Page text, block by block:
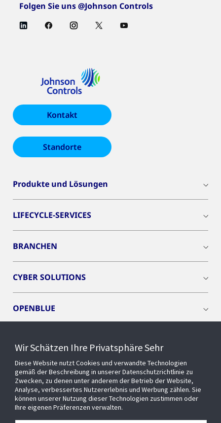
Folgen Sie uns @Johnson Controls
Kontakt
Standorte
Produkte und Lösungen
LIFECYCLE-SERVICES
BRANCHEN
CYBER SOLUTIONS
OPENBLUE
EVENTS
Über uns
Wir Schätzen Ihre Privatsphäre Sehr
Diese Website nutzt Cookies und verwandte Technologien
gemäß der Beschreibung in unserer Datenschutzrichtlinie zu
Zwecken, zu denen unter anderem der Betrieb der Website,
Analyse, verbessertes Nutzererlebnis und Werbung zählen. Sie
können unserer Nutzung dieser Technologien zustimmen oder
Ihre eigenen Präferenzen verwalten.